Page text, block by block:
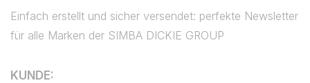
Einfach erstellt und sicher versendet: perfekte Newsletter
für alle Marken der SIMBA DICKIE GROUP
KUNDE: